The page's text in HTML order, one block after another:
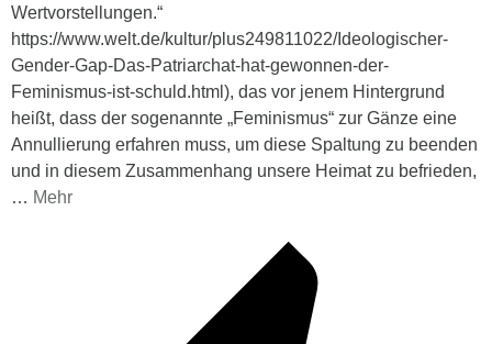
Wertvorstellungen.“
https://www.welt.de/kultur/plus249811022/Ideologischer-
Gender-Gap-Das-Patriarchat-hat-gewonnen-der-
Feminismus-ist-schuld.html), das vor jenem Hintergrund
heißt, dass der sogenannte „Feminismus“ zur Gänze eine
Annullierung erfahren muss, um diese Spaltung zu beenden
und in diesem Zusammenhang unsere Heimat zu befrieden,
… Mehr